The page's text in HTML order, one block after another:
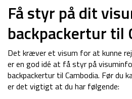
Få styr på dit
backpackertur til
Det kræver et visum for at kunne
er en god idé at få styr på
backpackertur til Cambodia. Før du
er det vigtigt at du har følgende: